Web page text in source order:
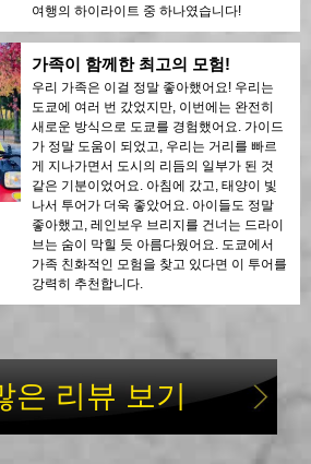
여행의 하이라이트 중 하나였습니다!
가족이 함께한 최고의 모험!
우리 가족은 이걸 정말 좋아했어요! 우리는
도쿄에 여러 번 갔었지만, 이번에는 완전히
새로운 방식으로 도쿄를 경험했어요. 가이드
가 정말 도움이 되었고, 우리는 거리를 빠르
게 지나가면서 도시의 리듬의 일부가 된 것
같은 기분이었어요. 아침에 갔고, 태양이 빛
나서 투어가 더욱 좋았어요. 아이들도 정말
좋아했고, 레인보우 브리지를 건너는 드라이
브는 숨이 막힐 듯 아름다웠어요. 도쿄에서
가족 친화적인 모험을 찾고 있다면 이 투어를
강력히 추천합니다.
은 리뷰 보기